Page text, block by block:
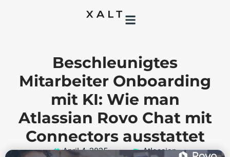
Beschleunigtes
Mitarbeiter Onboarding
mit KI: Wie man
Atlassian Rovo Chat mit
Connectors ausstattet
April 4, 2025 Atlassian